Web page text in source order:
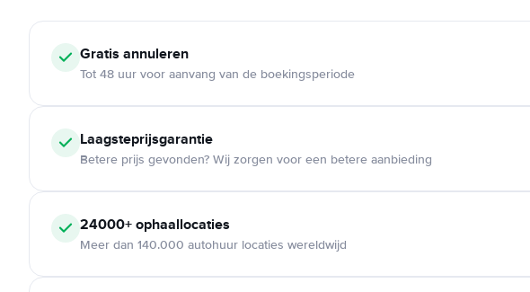
Gratis annuleren
Tot 48 uur voor aanvang van de boekingsperiode
Laagsteprijsgarantie
Betere prijs gevonden? Wij zorgen voor een betere aanbieding
24000+ ophaallocaties
Meer dan 140.000 autohuur locaties wereldwijd